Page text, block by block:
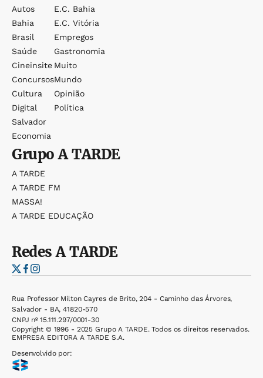
Autos
Bahia
Brasil
Saúde
Cineinsite
Concursos
Cultura
Digital
Salvador
Economia
E.c. Bahia
E.c. Vitória
Empregos
Gastronomia
Muito
Mundo
Opinião
Política
GrupoA TARDE
A TARDE
A TARDE FM
MASSA!
A TARDE EDUCAÇÃO
RedesA TARDE
Rua Professor Milton Cayres de Brito, 204 - Caminho das Árvores,
Salvador - BA, 41820-570
CNPJ nº 15.111.297/0001-30
Copyright © 1996 - 2025 Grupo A TARDE. Todos os direitos reservados.
EMPRESA EDITORA A TARDE S.A.
Desenvolvido por: